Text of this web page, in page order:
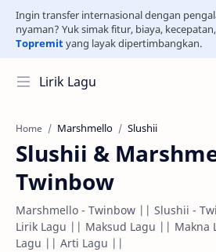
Ingin transfer internasional dengan
nyaman? Yuk simak fitur, biaya,
Topremityang layak dipertimbangkan.
Lirik Lagu
Home Marshmello Slushii
Slushii &
Twinbow
Marshmello - Twinbow || Slushii -
Lirik Lagu || Maksud Lagu || Makna
Lagu || Arti Lagu ||